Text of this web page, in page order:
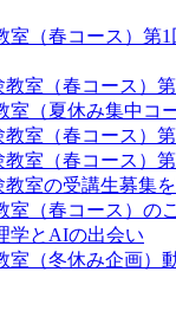
室（春コース）第
教室（春コース）
室（夏休み集中コ
教室（春コース）
教室（春コース）
室の受講生募集
室（春コース）の
学とAIの出会い
室（冬休み企画）